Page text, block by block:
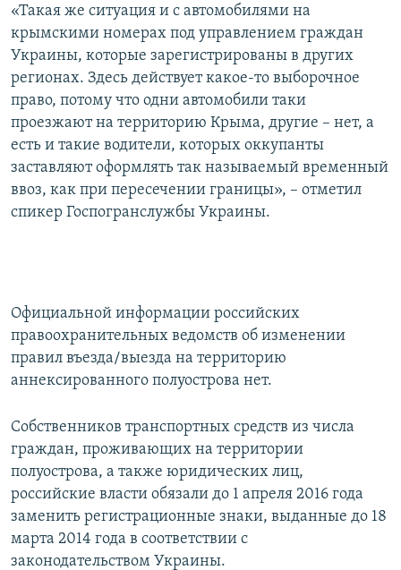
«Такая же ситуация и с автомобилями на
крымскими номерах под управлением граждан
Украины, которые зарегистрированы в других
регионах. Здесь действует какое-то выборочное
право, потому что одни автомобили таки
проезжают на территорию Крыма, другие – нет, а
есть и такие водители, которых оккупанты
заставляют оформлять так называемый временный
ввоз, как при пересечении границы», – отметил
спикер Госпогранслужбы Украины.
Официальной информации российских
правоохранительных ведомств об изменении
правил въезда/выезда на территорию
аннексированного полуострова нет.
Собственников транспортных средств из числа
граждан, проживающих на территории
полуострова, а также юридических лиц,
российские власти обязали до 1 апреля 2016 года
заменить регистрационные знаки, выданные до 18
марта 2014 года в соответствии с
законодательством Украины.